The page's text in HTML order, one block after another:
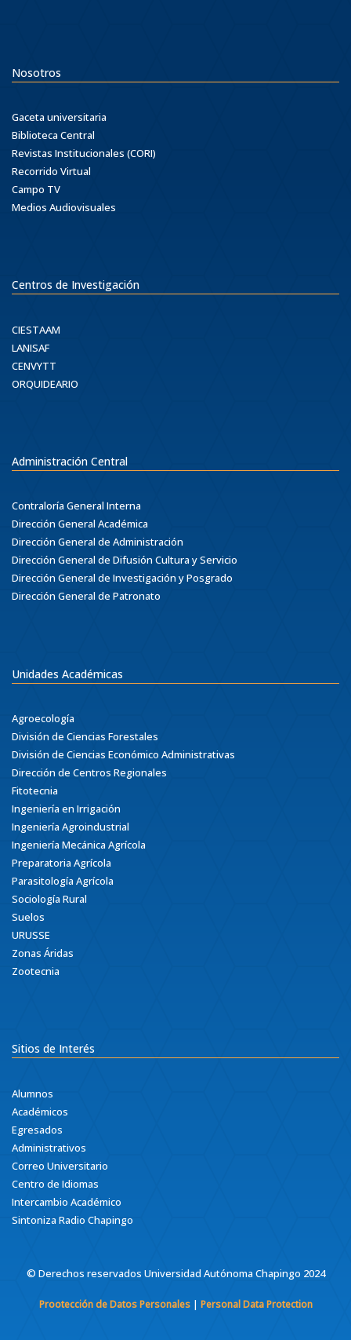
Nosotros
Gaceta universitaria
Biblioteca Central
Revistas Institucionales (CORI)
Recorrido Virtual
Campo TV
Medios Audiovisuales
Centros de Investigación
CIESTAAM
LANISAF
CENVYTT
ORQUIDEARIO
Administración Central
Contraloría General Interna
Dirección General Académica
Dirección General de Administración
Dirección General de Difusión Cultura y Servicio
Dirección General de Investigación y Posgrado
Dirección General de Patronato
Unidades Académicas
Agroecología
División de Ciencias Forestales
División de Ciencias Económico Administrativas
Dirección de Centros Regionales
Fitotecnia
Ingeniería en Irrigación
Ingeniería Agroindustrial
Ingeniería Mecánica Agrícola
Preparatoria Agrícola
Parasitología Agrícola
Sociología Rural
Suelos
URUSSE
Zonas Áridas
Zootecnia
Sitios de Interés
Alumnos
Académicos
Egresados
Administrativos
Correo Universitario
Centro de Idiomas
Intercambio Académico
Sintoniza Radio Chapingo
© Derechos reservados Universidad Autónoma Chapingo 2024
Prootección de Datos Personales| Personal Data Protection